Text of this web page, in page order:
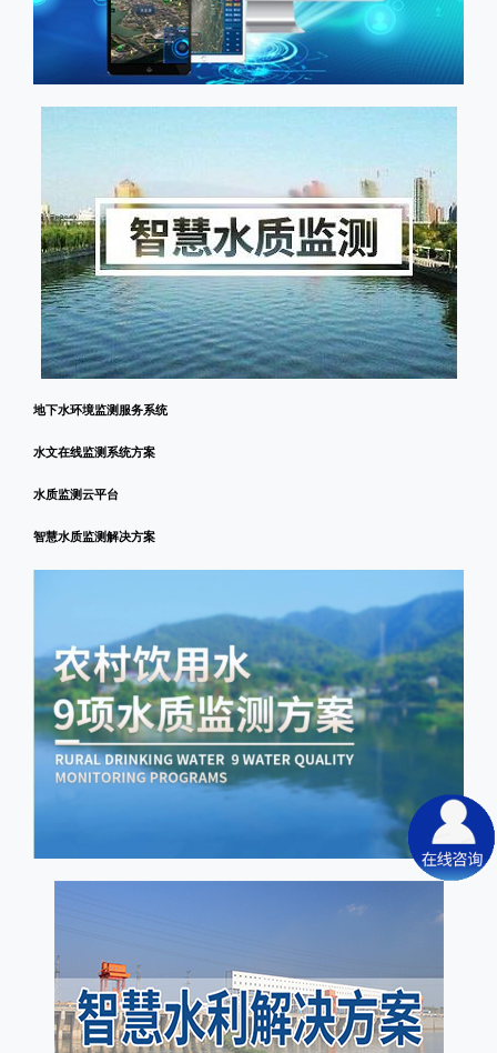
地下水环境监测服务系统
水文在线监测系统方案
水质监测云平台
智慧水质监测解决方案